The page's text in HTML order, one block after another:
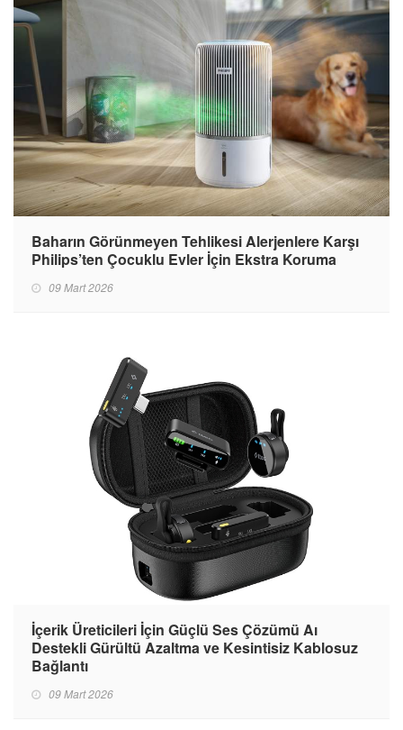
Baharın Görünmeyen Tehlikesi Alerjenlere Karşı
Philips’ten Çocuklu Evler İçin Ekstra Koruma
09 Mart 2026
İçerik Üreticileri İçin Güçlü Ses Çözümü Aı
Destekli Gürültü Azaltma ve Kesintisiz Kablosuz
Bağlantı
09 Mart 2026